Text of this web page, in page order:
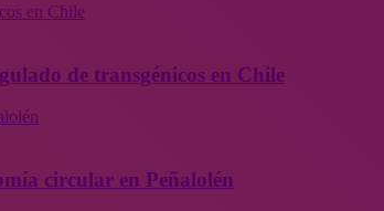
en Chile
de transgénicos en Chile
circular en Peñalolén